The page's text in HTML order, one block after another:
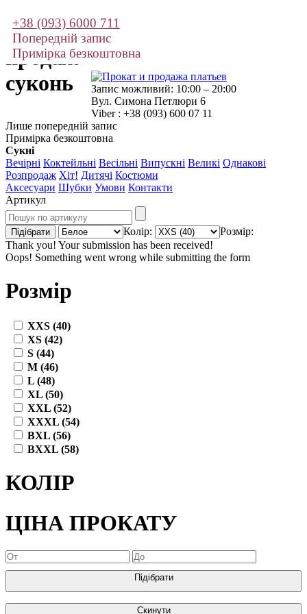
Прокат і
продаж
суконь
+38 (093) 6000 711
Попередній запис
Примірка безкоштовна
Запис можливий: 10:00 – 20:00
Вул. Симона Петлюри 6
Viber : +38 (093) 600 07 11
Лише попередній запис
Примірка безкоштовна
Сукні
Вечірні Коктейльні Весільні Випускні Великі Однакові
Розпродаж Хіт! Дитячі Костюми
Аксесуари Шубки Умови Контакти
Артикул
Колір:
Розмір:
Thank you! Your submission has been received!
Oops! Something went wrong while submitting the form
Розмір
XXS (40)
XS (42)
S (44)
M (46)
L (48)
XL (50)
XXL (52)
XXXL (54)
BXL (56)
BXXL (58)
КОЛІР
ЦІНА ПРОКАТУ